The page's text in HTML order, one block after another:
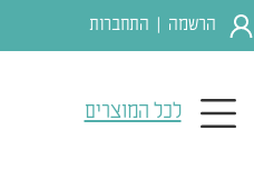
הרשמה התחברות
לכל המוצרים